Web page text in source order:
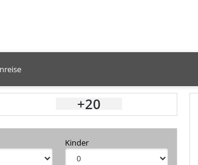
+20
Kinder